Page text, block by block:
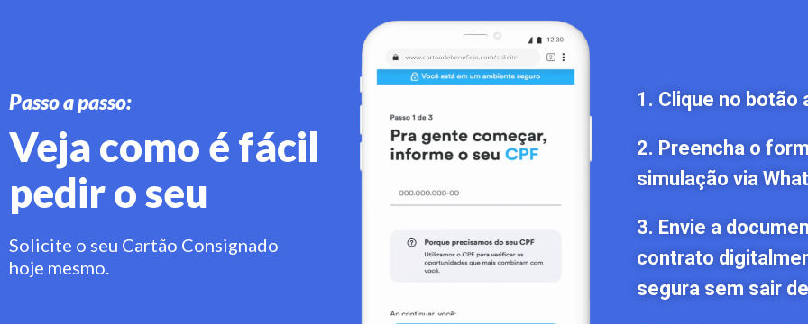
Passo a passo:
Veja como é fácil
pedir o seu
Solicite o seu Cartão Consignado
hoje mesmo.
1. Clique no botão
2. Preencha o
simulação via
3. Envie a
contrato
segura sem sair